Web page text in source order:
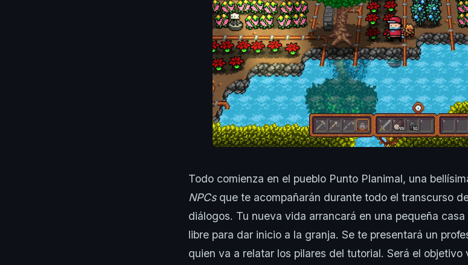
Todo comienza en el pueblo Punto Planimal, una
NPCs que te acompañarán durante todo el transcurso
diálogos. Tu nueva vida arrancará en una pequeña
libre para dar inicio a la granja. Se te presentará un
quien va a relatar los pilares del tutorial. Será el